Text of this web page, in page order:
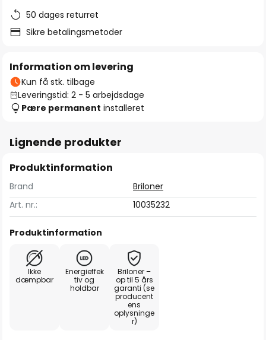
50 dages returret
Sikre betalingsmetoder
Information om levering
Kun få stk. tilbage
Leveringstid: 2 - 5 arbejdsdage
Pære permanent installeret
Lignende produkter
Produktinformation
Brand
Briloner
Art. nr.:
10035232
Produktinformation
Ikke
dæmpbar
Energieffek
tiv og
holdbar
Briloner –
op til 5 års
garanti (se
producent
ens
oplysninge
r)